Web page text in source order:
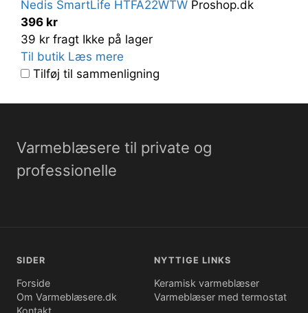
Nedis SmartLife HTFA22WTW Proshop.dk
396 kr
39 kr fragt Ikke på lager
Til butik Læs mere
Tilføj til sammenligning
Varmeblæsere til private og
professionelle
SIDER
Forside
Om Varmeblæsere.dk
Kontakt
NYTTIGE LINKS
Keramisk varmeblæser
Varmeblæser med termostat